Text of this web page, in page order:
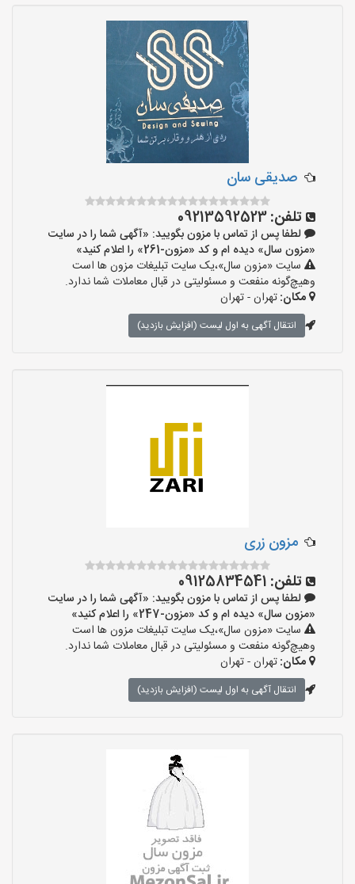
صدیقی سان
تلفن:09213592523
لطفا پس از تماس با مزون بگویید: «آگهی شما را در سایت
«مزون سال» دیده ام و کد «مزون-261» را اعلام کنید»
سایت «مزون سال»،یک سایت تبلیغات مزون ها است
وهیچ‌گونه منفعت و مسئولیتی در قبال معاملات شما ندارد.
مکان:تهران - تهران
انتقال آگهی به اول لیست (افزایش بازدید)
مزون زری
تلفن: 09125834541
لطفا پس از تماس با مزون بگویید: «آگهی شما را در سایت
«مزون سال» دیده ام و کد «مزون-247» را اعلام کنید»
سایت «مزون سال»،یک سایت تبلیغات مزون ها است
وهیچ‌گونه منفعت و مسئولیتی در قبال معاملات شما ندارد.
مکان:تهران - تهران
انتقال آگهی به اول لیست (افزایش بازدید)